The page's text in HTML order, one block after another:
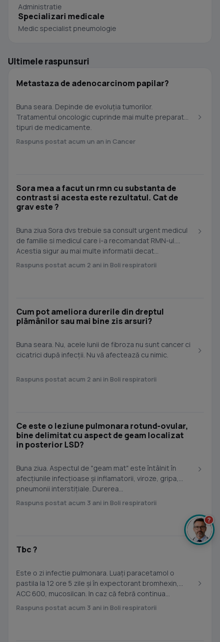
Administratie
Specializari medicale
Medic specialist pneumologie
Ultimele raspunsuri
Metastaza de adenocarcinom papilar?
Buna seara. Depinde de evoluția tumorilor.
Tratamentul oncologic cuprinde mai multe preparate,
tipuri de medicamente.
Raspuns postat acum un an in Cancer
Sora mea a facut un rmn cu substanta de
contrast si acesta este rezultatul. Cat de
grav este ?
Buna ziua Sora dvs trebuie sa consult urgent medicul
de familie si medicul care i-a recomandat RMN-ul.
Acestia sigur au mai multe informatii decat...
Raspuns postat acum 2 ani in Boli respiratorii
Cum pot ameliora durerile din dreptul
plămânilor sau mai bine zis arsuri?
Buna seara. Nu, acele lunii de fibroza nu sunt cancer ci
cicatrici după infecții. Nu vă afectează cu nimic.
Raspuns postat acum 2 ani in Boli respiratorii
Ce este o leziune pulmonara rotund-ovular,
bine delimitat cu aspect de geam localizat
in posterior LSD?
Buna ziua. Aspectul de "geam mat" este întâlnit în
afecțiunile infecțioase și inflamatorii, viroze, gripa,
pneumonii interstițiale. Durerea...
Raspuns postat acum 3 ani in Boli respiratorii
Tbc ?
Este o zi infectie pulmonara. Luați paracetamol o
pastila la 12 ore 5 zile și în expectorant bromhexin,
ACC 600, mucosilcan. In caz că febră continua...
Raspuns postat acum 3 ani in Boli respiratorii
?